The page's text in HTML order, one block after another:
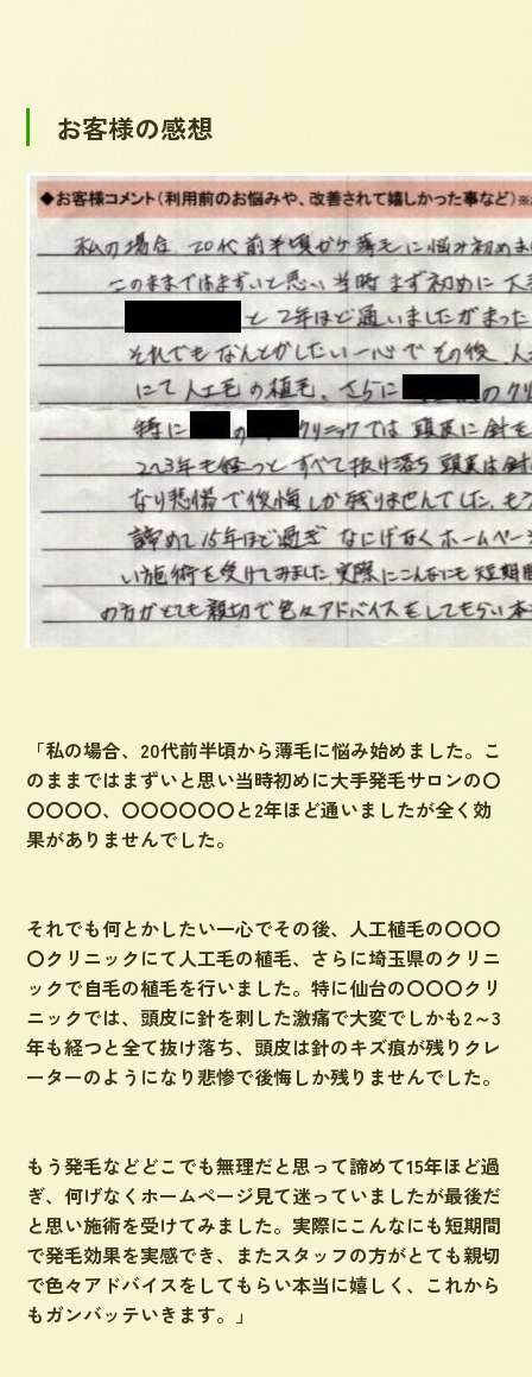
お客様の感想
「私の場合、20代前半頃から薄毛に悩み始めました。こ
のままではまずいと思い当時初めに大手発毛サロンの〇
〇〇〇〇、〇〇〇〇〇〇と2年ほど通いましたが全く効
果がありませんでした。
それでも何とかしたい一心でその後、人工植毛の〇〇〇
〇クリニックにて人工毛の植毛、さらに埼玉県のクリニ
ックで自毛の植毛を行いました。特に仙台の〇〇〇クリ
ニックでは、頭皮に針を刺した激痛で大変でしかも2～3
年も経つと全て抜け落ち、頭皮は針のキズ痕が残りクレ
ーターのようになり悲惨で後悔しか残りませんでした。
もう発毛などどこでも無理だと思って諦めて15年ほど過
ぎ、何げなくホームページ見て迷っていましたが最後だ
と思い施術を受けてみました。実際にこんなにも短期間
で発毛効果を実感でき、またスタッフの方がとても親切
で色々アドバイスをしてもらい本当に嬉しく、これから
もガンバッテいきます。」